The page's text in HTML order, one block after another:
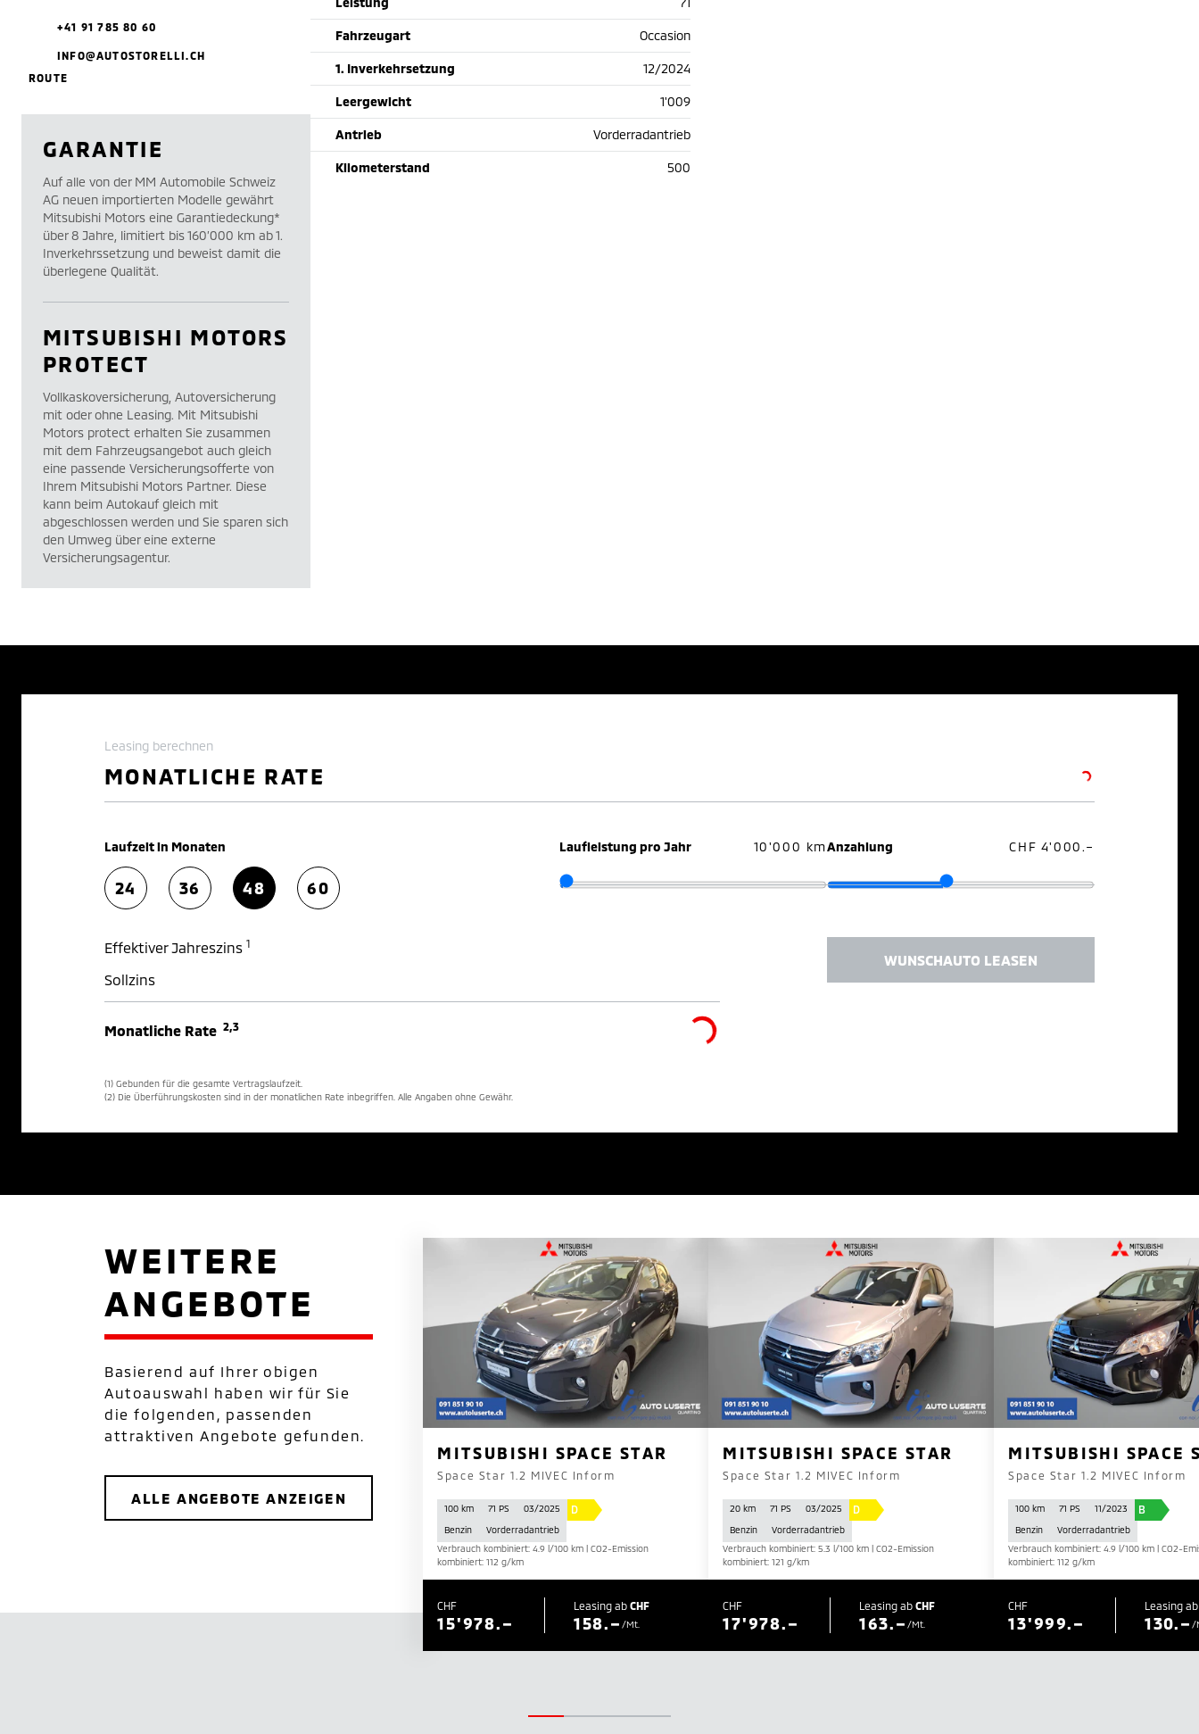
Fahrzeugart Occasion
1. Inverkehrsetzung 12/2024
Leergewicht 1'009
Antrieb Vorderradantrieb
Kilometerstand 500
+41 91 785 80 60
INFO@AUTOSTORELLI.CH
ROUTE
GARANTIE
Auf alle von der MM Automobile Schweiz
AG neuen importierten Modelle gewährt
Mitsubishi Motors eine Garantiedeckung*
über 8 Jahre, limitiert bis 160’000 km ab 1.
Inverkehrssetzung und beweist damit die
überlegene Qualität.
MITSUBISHI MOTORS
PROTECT
Vollkaskoversicherung, Autoversicherung
mit oder ohne Leasing. Mit Mitsubishi
Motors protect erhalten Sie zusammen
mit dem Fahrzeugsangebot auch gleich
eine passende Versicherungsofferte von
Ihrem Mitsubishi Motors Partner. Diese
kann beim Autokauf gleich mit
abgeschlossen werden und Sie sparen sich
den Umweg über eine externe
Versicherungsagentur.
Leasing berechnen
MONATLICHE RATE
Laufzeit in Monaten
24 36 48 60
Laufleistung pro Jahr 10'000 kmAnzahlung CHF 4'000.–
Effektiver Jahreszins 1
Sollzins
Monatliche Rate 2,3
(1) Gebunden für die gesamte Vertragslaufzeit.
(2) Die Überführungskosten sind in der monatlichen Rate inbegriffen. Alle Angaben ohne Gewähr.
WUNSCHAUTO LEASEN
WEITERE
ANGEBOTE
Basierend auf Ihrer obigen
Autoauswahl haben wir für Sie
die folgenden, passenden
attraktiven Angebote gefunden.
ALLE ANGEBOTE ANZEIGEN
MITSUBISHI SPACE STAR
Space Star 1.2 MIVEC Inform
100 km 71 PS 03/2025 D
Benzin
Vorderradantrieb
Verbrauch kombiniert: 4.9 l/100 km | CO2-Emission
kombiniert: 112 g/km
CHF
15'978.–
Leasing ab CHF
158.– /Mt.
MITSUBISHI SPACE STAR
Space Star 1.2 MIVEC Inform
20 km 71 PS 03/2025 D
Benzin
Vorderradantrieb
Verbrauch kombiniert: 5.3 l/100 km | CO2-Emission
kombiniert: 121 g/km
CHF
17'978.–
Leasing ab CHF
163.– /Mt.
MITSUBISHI SPACE
Space Star 1.2 MIVEC Inform
100 km 71 PS 11/2023 B
Benzin
Vorderradantrieb
Verbrauch kombiniert: 4.9 l/100 km | CO2-
kombiniert: 112 g/km
CHF
13'999.–
Leasing
130.– /